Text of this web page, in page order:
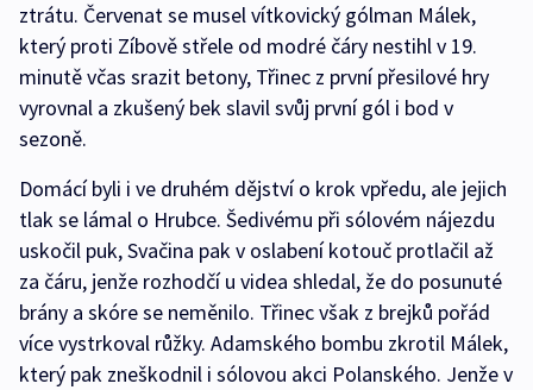
ztrátu. Červenat se musel vítkovický gólman Málek,
který proti Zíbově střele od modré čáry nestihl v 19.
minutě včas srazit betony, Třinec z první přesilové hry
vyrovnal a zkušený bek slavil svůj první gól i bod v
sezoně.
Domácí byli i ve druhém dějství o krok vpředu, ale jejich
tlak se lámal o Hrubce. Šedivému při sólovém nájezdu
uskočil puk, Svačina pak v oslabení kotouč protlačil až
za čáru, jenže rozhodčí u videa shledal, že do posunuté
brány a skóre se neměnilo. Třinec však z brejků pořád
více vystrkoval růžky. Adamského bombu zkrotil Málek,
který pak zneškodnil i sólovou akci Polanského. Jenže v